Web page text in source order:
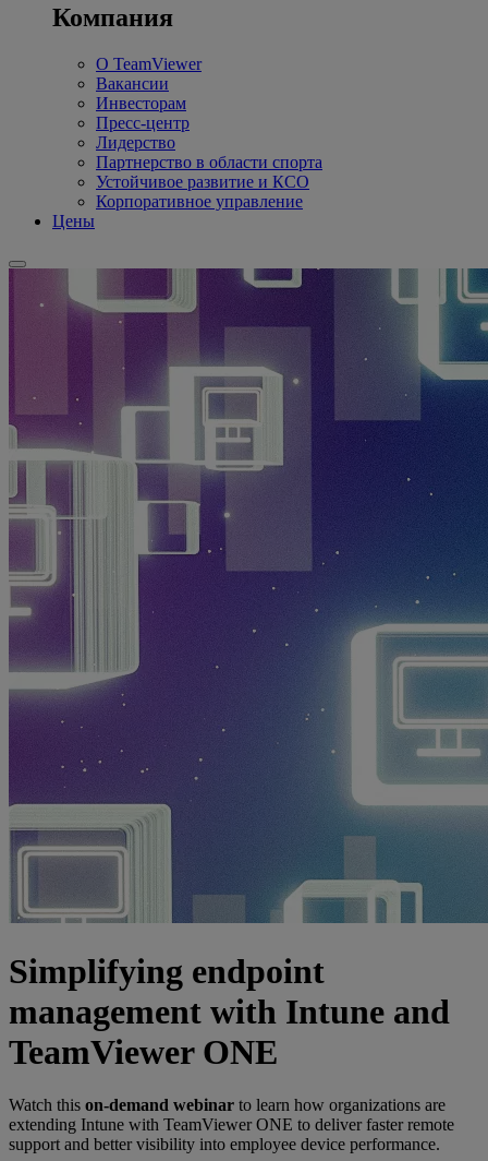
Компания
О TeamViewer
Вакансии
Инвесторам
Пресс-центр
Лидерство
Партнерство в области спорта
Устойчивое развитие и КСО
Корпоративное управление
Цены
Simplifying endpoint
management with Intune and
TeamViewer ONE
Watch this on-demand webinar to learn how organizations are
extending Intune with TeamViewer ONE to deliver faster remote
support and better visibility into employee device performance.